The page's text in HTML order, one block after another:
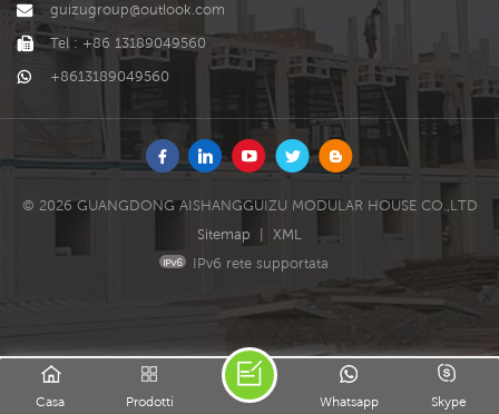
guizugroup@outlook.com
Tel : +86 13189049560
+8613189049560
© 2026 GUANGDONG AISHANGGUIZU MODULAR HOUSE CO.,LTD
Sitemap
XML
IPv6 rete supportata
Casa Prodotti Skype
Whatsapp